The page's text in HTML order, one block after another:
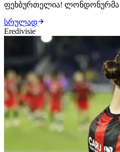
ფეხბურთელია! ლონდონურმა
ბრაზილიელმა
კონტრაქტი 2030 წლამდე
£75 მილიონიანი გარიგება
სრულად
Eredivisie